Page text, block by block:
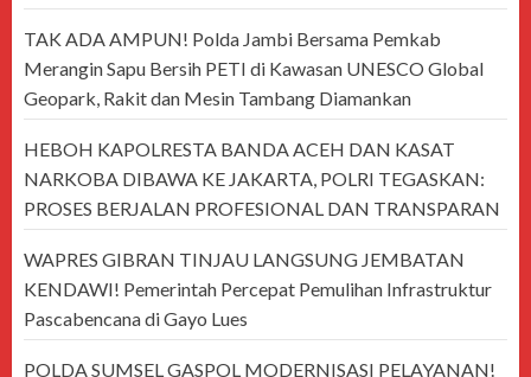
TAK ADA AMPUN! Polda Jambi Bersama Pemkab
Merangin Sapu Bersih PETI di Kawasan UNESCO Global
Geopark, Rakit dan Mesin Tambang Diamankan
HEBOH KAPOLRESTA BANDA ACEH DAN KASAT
NARKOBA DIBAWA KE JAKARTA, POLRI TEGASKAN:
PROSES BERJALAN PROFESIONAL DAN TRANSPARAN
WAPRES GIBRAN TINJAU LANGSUNG JEMBATAN
KENDAWI! Pemerintah Percepat Pemulihan Infrastruktur
Pascabencana di Gayo Lues
POLDA SUMSEL GASPOL MODERNISASI PELAYANAN!